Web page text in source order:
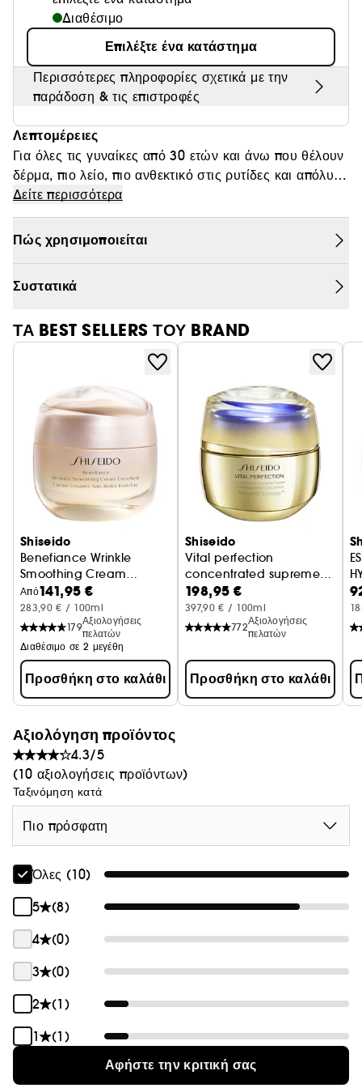
ΘαμπάδαΔιαθέσιμο
Επιλέξτε ένα κατάστημα
Περισσότερες πληροφορίες σχετικά με την
παράδοση & τις επιστροφές
Λεπτομέρειες
Για όλες τις γυναίκες από 30 ετών και άνω που θέλουν
δέρμα, πιο λείο, πιο ανθεκτικό στις ρυτίδες και απόλυτα
ενυδατωμένο, ένα εύχρηστο προϊόν περιποίησης που
χρησιμοποιείται μέρα και νύχτα και είναι από
αποτελεσματικό από την πρώτη κιόλας εφαρμογή. Αυτή
ενώ η απαλή και μαλακή υφή της μειώνει την εμφάνιση
νεανικό και πλήρως ενυδατωμένο(1). (1) Ενυδάτωση
των ανώτερων στιβάδων της επιδερμίδας.
Δείτε περισσότερα
Πώς χρησιμοποιείται
Συστατικά
ΤΑ BEST SELLERS ΤΟΥ BRAND
Shiseido
Benefiance Wrinkle
Smoothing Cream
Enriched
Από141,95 €
283,90 € / 100ml
179
Αξιολογήσεις
πελατών
Διαθέσιμο σε 2 μεγέθη
Προσθήκη στο καλάθι
Shiseido
Vital perfection
concentrated supreme
cream
Κρέμα ημέρας
198,95 €
397,90 € / 100ml
772
Αξιολογήσεις
πελατών
Προσθήκη στο καλάθι
Αξιολόγηση προϊόντος
4.3/5
(10 αξιολογήσεις προϊόντων)
Ταξινόμηση κατά
Πιο πρόσφατη
Όλες (10)
5
(8)
4
(0)
3
(0)
2
(1)
1
(1)
Αφήστε την κριτική σας